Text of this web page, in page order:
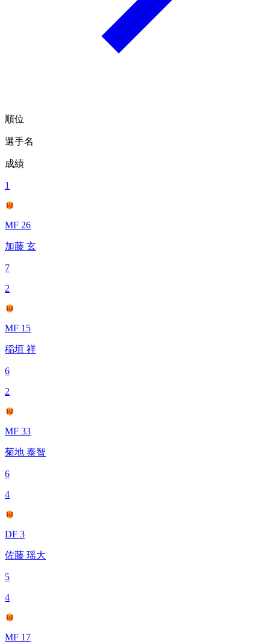
順位
選手名
成績
1
MF 26
加藤 玄
7
2
MF 15
稲垣 祥
6
2
MF 33
菊地 泰智
6
4
DF 3
佐藤 瑶大
5
4
MF 17